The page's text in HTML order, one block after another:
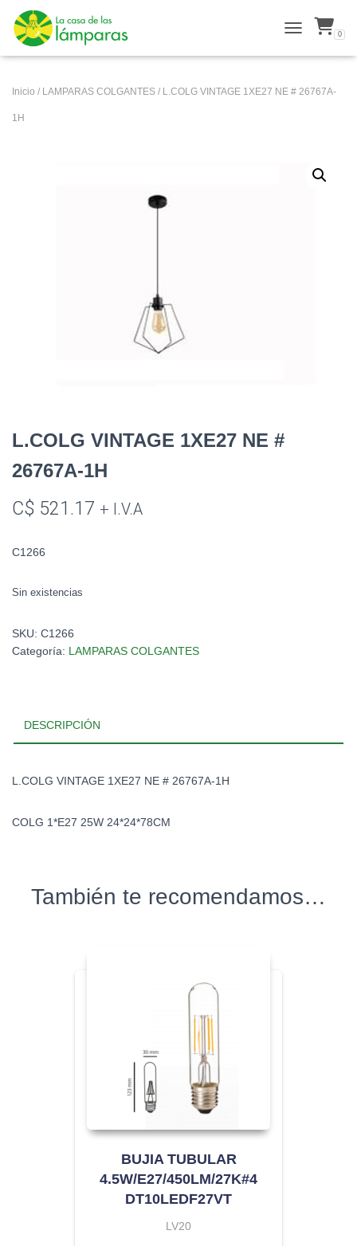
ALTERNAR
0
Inicio / LAMPARAS COLGANTES / L.COLG VINTAGE 1XE27 NE # 26767A-
1H
L.COLG VINTAGE 1XE27 NE #
26767A-1H
C$ 521.17 + I.V.A
C1266
Sin existencias
SKU: C1266
Categoría: LAMPARAS COLGANTES
DESCRIPCIÓN
L.COLG VINTAGE 1XE27 NE # 26767A-1H
COLG 1*E27 25W 24*24*78CM
También te recomendamos…
BUJIA TUBULAR
4.5W/E27/450LM/27K#4
DT10LEDF27VT
LV20